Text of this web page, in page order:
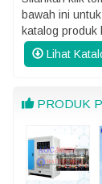
bawah ini
katalog produk
Lihat
PRODUK